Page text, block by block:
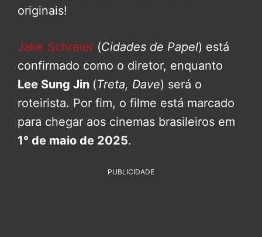
originais!
Jake Schreier (Cidades de Papel) está
confirmado como o diretor, enquanto
Lee Sung Jin (Treta, Dave) será o
roteirista. Por fim, o filme está marcado
para chegar aos cinemas brasileiros em
1° de maio de 2025.
PUBLICIDADE